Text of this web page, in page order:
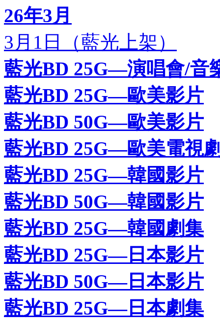
26年3月
3月1日（藍光上架）
藍光BD 25G—演唱會/音
藍光BD 25G—歐美影片
藍光BD 50G—歐美影片
藍光BD 25G—歐美電視
藍光BD 25G—韓國影片
藍光BD 50G—韓國影片
藍光BD 25G—韓國劇集
藍光BD 25G—日本影片
藍光BD 50G—日本影片
藍光BD 25G—日本劇集